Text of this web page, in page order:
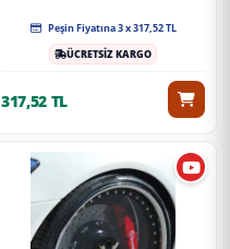
Peşin Fiyatına 3 x 317,52 TL
ÜCRETSİZ KARGO
317,52 TL